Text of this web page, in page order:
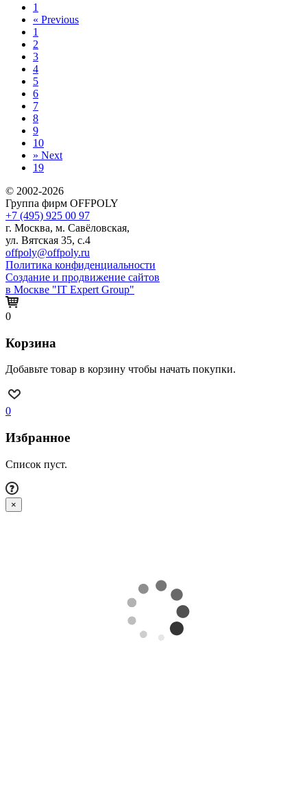
1
« Previous
1
2
3
4
5
6
7
8
9
10
» Next
19
© 2002-2026
Группа фирм OFFPOLY
+7 (495) 925 00 97
г. Москва, м. Савёловская,
ул. Вятская 35, с.4
offpoly@offpoly.ru
Политика конфиденциальности
Создание и продвижение сайтов
в Москве "IT Expert Group"
0
Корзина
Добавьте товар в корзину чтобы начать покупки.
0
Избранное
Список пуст.
×